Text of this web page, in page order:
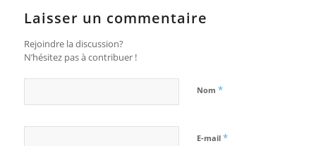
Laisser un commentaire
Rejoindre la discussion?
N’hésitez pas à contribuer !
Nom *
E-mail *